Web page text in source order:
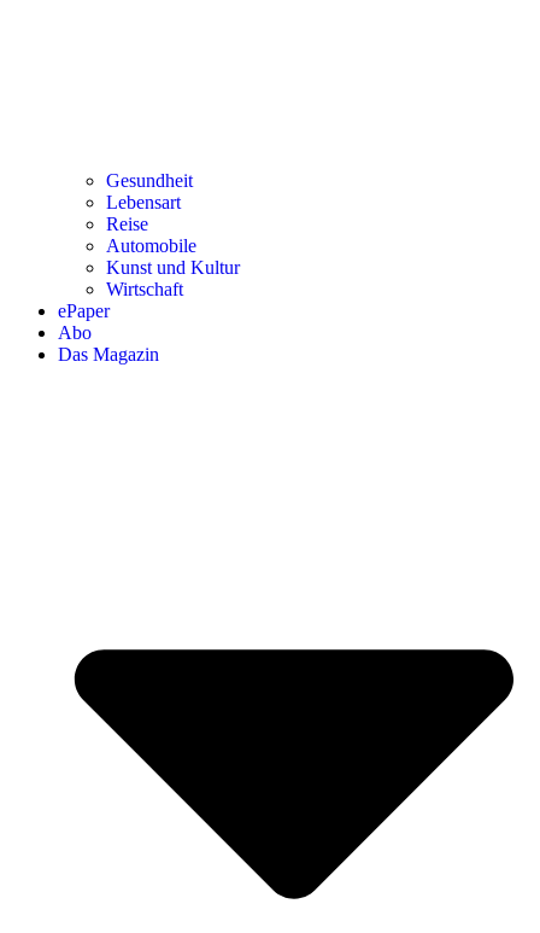
Gesundheit
Lebensart
Reise
Automobile
Kunst und Kultur
Wirtschaft
ePaper
Abo
Das Magazin